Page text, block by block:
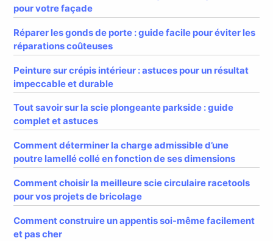
pour votre façade
Réparer les gonds de porte : guide facile pour éviter les
réparations coûteuses
Peinture sur crépis intérieur : astuces pour un résultat
impeccable et durable
Tout savoir sur la scie plongeante parkside : guide
complet et astuces
Comment déterminer la charge admissible d’une
poutre lamellé collé en fonction de ses dimensions
Comment choisir la meilleure scie circulaire racetools
pour vos projets de bricolage
Comment construire un appentis soi-même facilement
et pas cher